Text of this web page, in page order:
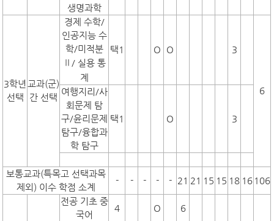
생명과학
3학년
선택
교과(군)
간 선택
경제 수학/
인공지능 수
학/미적분
Ⅱ / 실용 통
계
택1 O O 3
6
여행지리/사
회문제 탐
구/윤리문제
탐구/융합과
학 탐구
택1 O 3
보통교과(특목고 선택과목
제외) 이수 학점 소계
- - - - - 21 21 15 15 18 16 106
전공 기초 중
국어
4 O 6